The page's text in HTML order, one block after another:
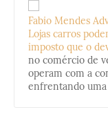
Fabio Mendes
Lojas carros
imposto que o
no comércio de
operam com a
enfrentando